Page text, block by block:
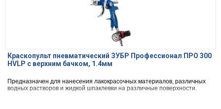
Краскопульт пневматический ЗУБР Профессионал ПРО 300
HVLP c верхним бачком, 1.4мм
Предназначен для нанесения лакокрасочных материалов, различных
водных растворов и жидкой шпаклевки на различные поверхности.